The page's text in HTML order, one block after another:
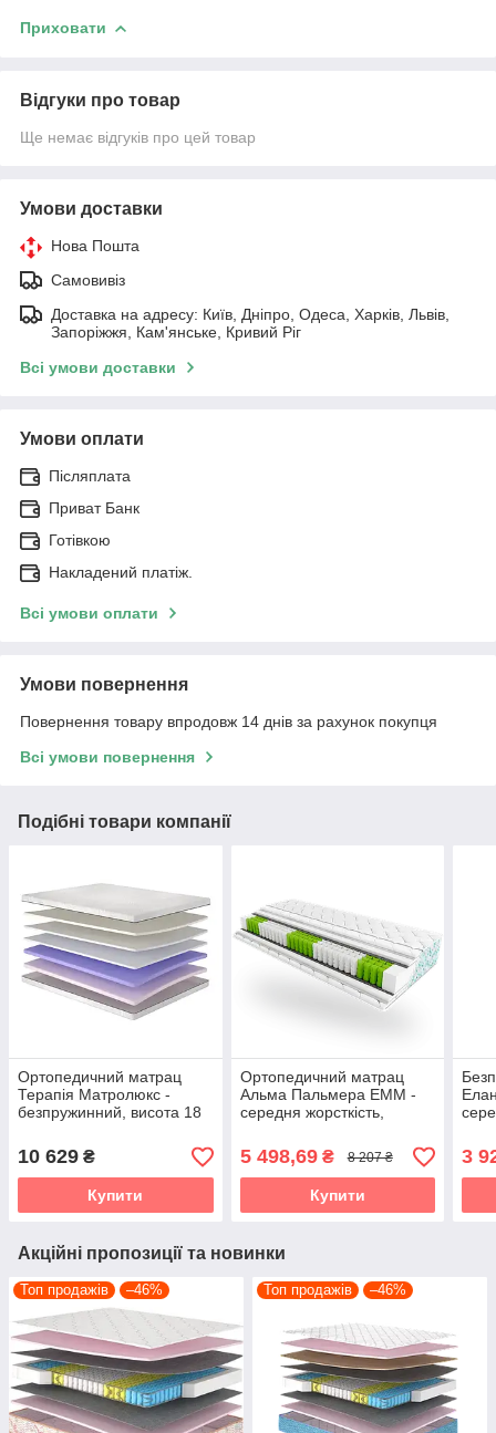
Приховати
Відгуки про товар
Ще немає відгуків про цей товар
Умови доставки
Нова Пошта
Самовивіз
Доставка на адресу: Київ, Дніпро, Одеса, Харків, Львів,
Запоріжжя, Кам'янське, Кривий Ріг
Всі умови доставки
Умови оплати
Післяплата
Приват Банк
Готівкою
Накладений платіж.
Всі умови оплати
Умови повернення
Повернення товару впродовж 14 днів за рахунок покупця
Всі умови повернення
Подібні товари компанії
Ортопедичний матрац
Терапія Матролюкс -
безпружинний, висота 18
10 629 ₴
Купити
Ортопедичний матрац
Альма Пальмера ЕММ -
середня жорсткість,
блок Pocket 5 зон
5 498,69₴ 8 207 ₴
Купити
15
3
Акційні пропозиції та новинки
Топ продажів –46% Топ продажів –46%